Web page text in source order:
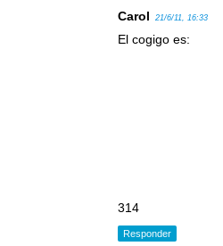
Carol 21/6/11, 16:33
El cogigo es:
314
Responder